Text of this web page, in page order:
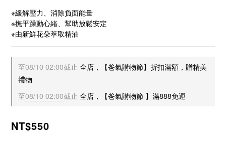
※緩解壓力、消除負面能量
※撫平躁動心緒、幫助放鬆安定
※由新鮮花朵萃取精油
至08/10 02:00截止 全店，【爸氣購物節】折扣滿額，贈精美
禮物
至08/10 02:00截止 全店，【爸氣購物節 】滿888免運
NT$550